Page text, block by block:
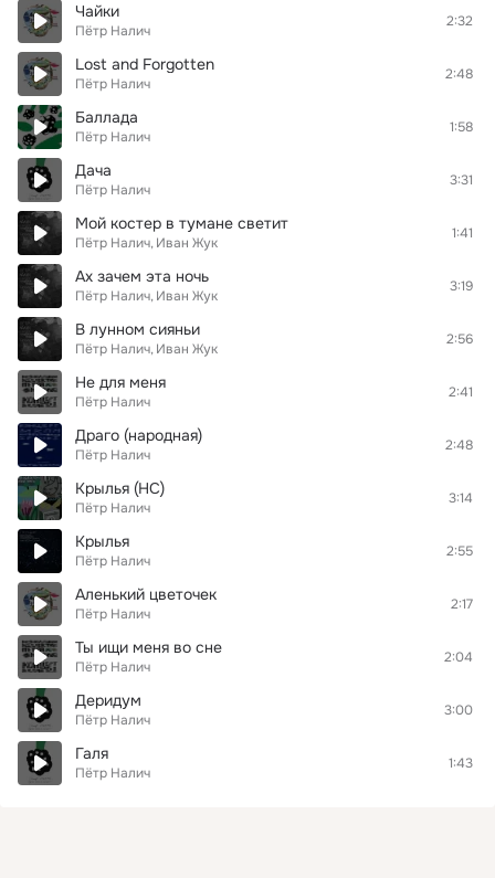
Чайки
Пётр Налич
2:32
Lost and Forgotten
Пётр Налич
2:48
Баллада
Пётр Налич
1:58
Дача
Пётр Налич
3:31
Мой костер в тумане светит
Пётр Налич Иван Жук
1:41
Ах зачем эта ночь
Пётр Налич Иван Жук
3:19
В лунном сияньи
Пётр Налич Иван Жук
2:56
Не для меня
Пётр Налич
2:41
Драго (народная)
Пётр Налич
2:48
Крылья (НС)
Пётр Налич
3:14
Крылья
Пётр Налич
2:55
Аленький цветочек
Пётр Налич
2:17
Ты ищи меня во сне
Пётр Налич
2:04
Деридум
Пётр Налич
3:00
Галя
Пётр Налич
1:43